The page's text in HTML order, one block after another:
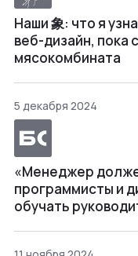
Наши 象: что я
веб-дизайн, пока
мясокомбината
5 декабря 2024
«Менеджер
программисты и
обучать